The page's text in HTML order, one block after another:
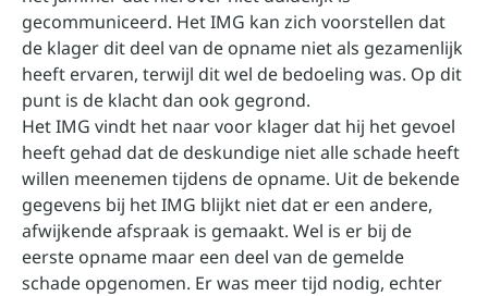
gecommuniceerd. Het IMG kan zich voorstellen dat
de klager dit deel van de opname niet als gezamenlijk
heeft ervaren, terwijl dit wel de bedoeling was. Op dit
punt is de klacht dan ook gegrond.
Het IMG vindt het naar voor klager dat hij het gevoel
heeft gehad dat de deskundige niet alle schade heeft
willen meenemen tijdens de opname. Uit de bekende
gegevens bij het IMG blijkt niet dat er een andere,
afwijkende afspraak is gemaakt. Wel is er bij de
eerste opname maar een deel van de gemelde
schade opgenomen. Er was meer tijd nodig, echter